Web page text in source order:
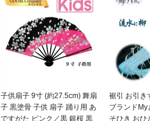
子供扇子 9寸 (約27.5cm) 舞扇
子 黒塗骨 子供 扇子 踊り用 あ
ですがた ピンク／黒 銀桜 黒
裾引 お引き
ブランドMy
そひき おひ